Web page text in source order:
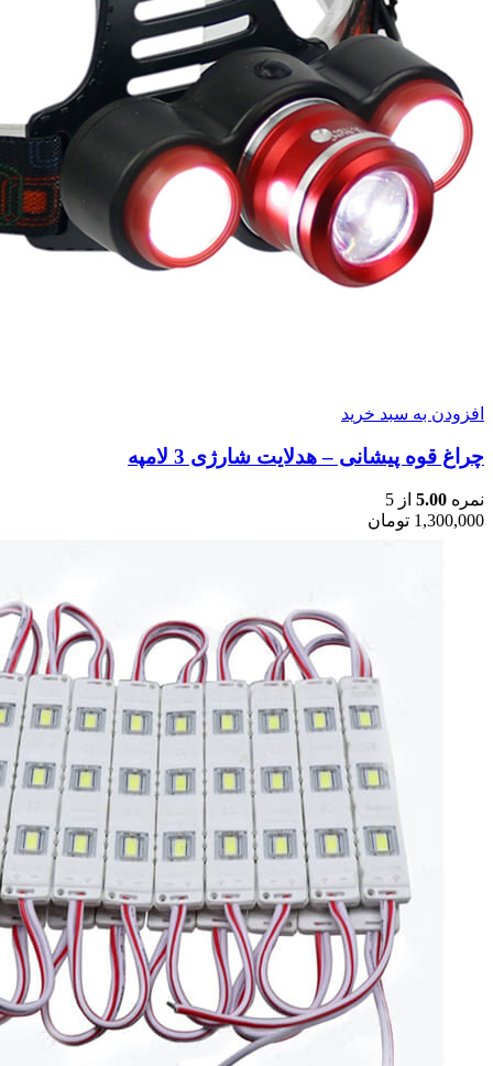
افزودن به سبد خرید
چراغ قوه پیشانی – هدلایت شارژی 3 لامپه
نمره 5.00 از 5
1,300,000 تومان